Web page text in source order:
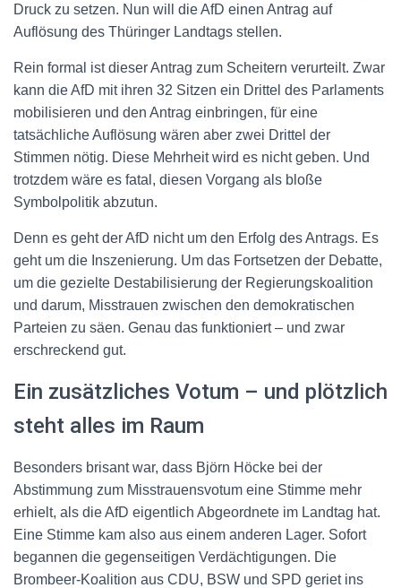
Druck zu setzen. Nun will die AfD einen Antrag auf
Auflösung des Thüringer Landtags stellen.
Rein formal ist dieser Antrag zum Scheitern verurteilt. Zwar
kann die AfD mit ihren 32 Sitzen ein Drittel des Parlaments
mobilisieren und den Antrag einbringen, für eine
tatsächliche Auflösung wären aber zwei Drittel der
Stimmen nötig. Diese Mehrheit wird es nicht geben. Und
trotzdem wäre es fatal, diesen Vorgang als bloße
Symbolpolitik abzutun.
Denn es geht der AfD nicht um den Erfolg des Antrags. Es
geht um die Inszenierung. Um das Fortsetzen der Debatte,
um die gezielte Destabilisierung der Regierungskoalition
und darum, Misstrauen zwischen den demokratischen
Parteien zu säen. Genau das funktioniert – und zwar
erschreckend gut.
Ein zusätzliches Votum – und plötzlich
steht alles im Raum
Besonders brisant war, dass Björn Höcke bei der
Abstimmung zum Misstrauensvotum eine Stimme mehr
erhielt, als die AfD eigentlich Abgeordnete im Landtag hat.
Eine Stimme kam also aus einem anderen Lager. Sofort
begannen die gegenseitigen Verdächtigungen. Die
Brombeer-Koalition aus CDU, BSW und SPD geriet ins